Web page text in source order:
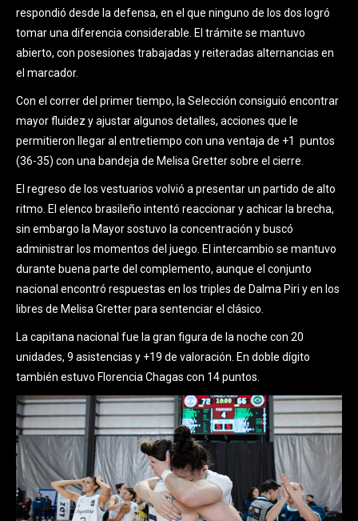
respondió desde la defensa, en el que ninguno de los dos logró
tomar una diferencia considerable. El trámite se mantuvo
abierto, con posesiones trabajadas y reiteradas alternancias en
el marcador.
Con el correr del primer tiempo, la Selección consiguió encontrar
mayor fluidez y ajustar algunos detalles, acciones que le
permitieron llegar al entretiempo con una ventaja de +1 puntos
(36-35) con una bandeja de Melisa Gretter sobre el cierre.
El regreso de los vestuarios volvió a presentar un partido de alto
ritmo. El elenco brasileño intentó reaccionar y achicar la brecha,
sin embargo la Mayor sostuvo la concentración y buscó
administrar los momentos del juego. El intercambio se mantuvo
durante buena parte del complemento, aunque el conjunto
nacional encontró respuestas en los triples de Dalma Piri y en los
libres de Melisa Gretter para sentenciar el clásico.
La capitana nacional fue la gran figura de la noche con 20
unidades, 9 asistencias y +19 de valoración. En doble dígito
también estuvo Florencia Chagas con 14 puntos.